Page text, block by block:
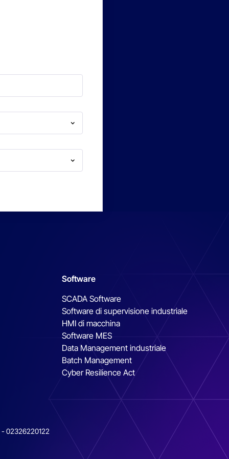
Software
SCADA Software
Software di supervisione industriale
HMI di macchina
Software MES
Data Management industriale
Batch Management
Cyber Resilience Act
- 02326220122